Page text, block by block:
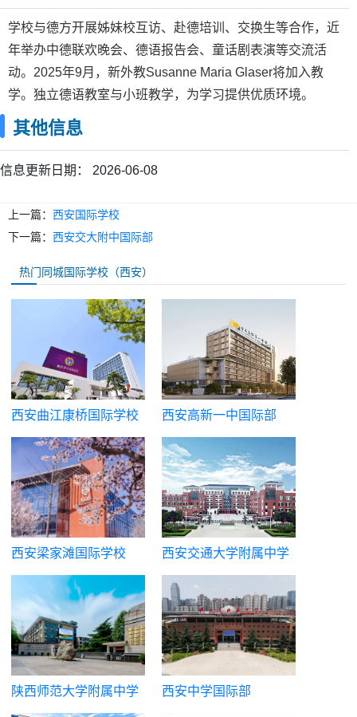
学校与德方开展姊妹校互访、赴德培训、交换生等合作，近
年举办中德联欢晚会、德语报告会、童话剧表演等交流活
动。2025年9月，新外教Susanne Maria Glaser将加入教
学。独立德语教室与小班教学，为学习提供优质环境。
其他信息
信息更新日期： 2026-06-08
上一篇： 西安国际学校
下一篇： 西安交大附中国际部
热门同城国际学校（西安）
西安曲江康桥国际学校
西安高新一中国际部
（西安高新第一中学国
际课程班）
西安梁家滩国际学校
西安交通大学附属中学
国际课程中心
陕西师范大学附属中学
西安中学国际部